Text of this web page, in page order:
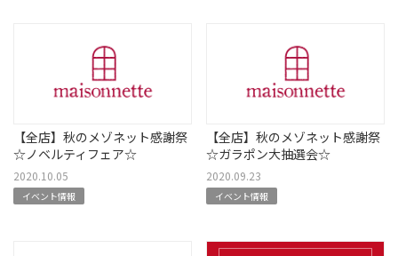
【全店】秋のメゾネット感謝祭
☆ノベルティフェア☆
2020.10.05
イベント情報
【全店】秋のメゾネット感謝祭
☆ガラポン大抽選会☆
2020.09.23
イベント情報